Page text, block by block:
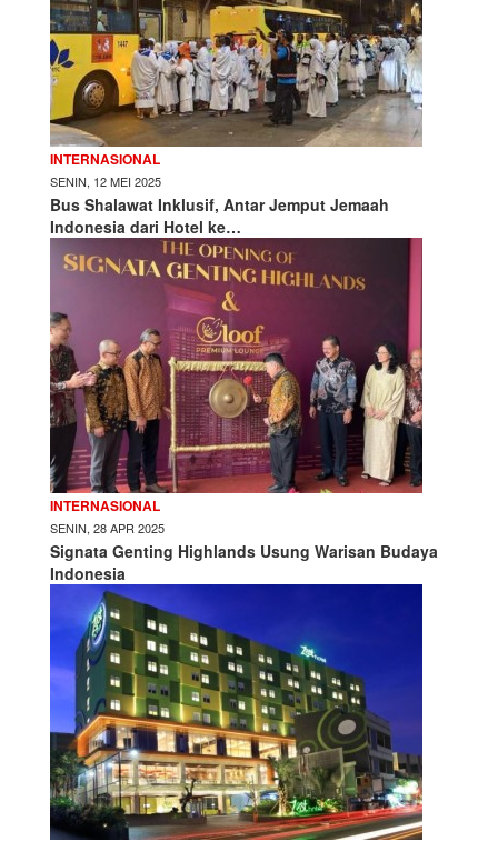
INTERNASIONAL
SENIN, 12 MEI 2025
Bus Shalawat Inklusif, Antar Jemput Jemaah
Indonesia dari Hotel ke…
INTERNASIONAL
SENIN, 28 APR 2025
Signata Genting Highlands Usung Warisan Budaya
Indonesia